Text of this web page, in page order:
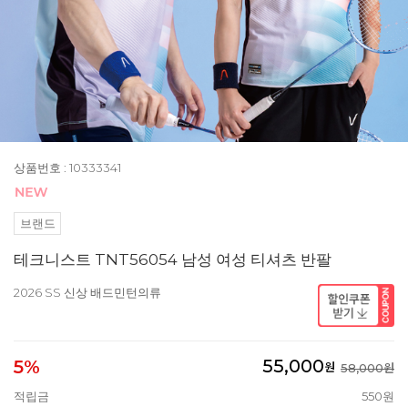
상품번호 : 10333341
브랜드
테크니스트 TNT56054 남성 여성 티셔츠 반팔
2026 SS 신상 배드민턴의류
5% 55,000원 58,000원
적립금
550원